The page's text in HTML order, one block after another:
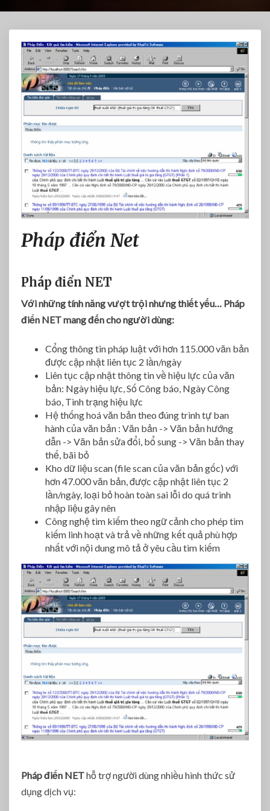
h
ể
n
e
Pháp điển Net
Pháp điển NET
Với những tính năng vượt trội nhưng thiết yếu… Pháp
điển NET mang đến cho người dùng:
Cổng thông tin pháp luật với hơn 115.000 văn bản
được cập nhật liên tục 2 lần/ngày
Liên tục cập nhật thông tin về hiệu lực của văn
bản: Ngày hiệu lực, Số Công báo, Ngày Công
báo, Tình trạng hiệu lực
Hệ thống hoá văn bản theo đúng trình tự ban
hành của văn bản : Văn bản -> Văn bản hướng
dẫn -> Văn bản sửa đổi, bổ sung -> Văn bản thay
thế, bãi bỏ
Kho dữ liệu scan (file scan của văn bản gốc) với
hơn 47.000 văn bản, được cập nhật liên tục 2
lần/ngày, loại bỏ hoàn toàn sai lỗi do quá trình
nhập liệu gây nên
Công nghệ tìm kiếm theo ngữ cảnh cho phép tìm
kiếm linh hoạt và trả về những kết quả phù hợp
nhất với nội dung mô tả ở yêu cầu tìm kiếm
Pháp điển NEThỗ trợ người dùng nhiều hình thức sử
dụng dịch vụ: